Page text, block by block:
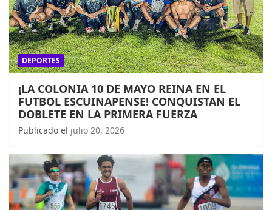
DEPORTES
¡LA COLONIA 10 DE MAYO REINA EN EL
FUTBOL ESCUINAPENSE! CONQUISTAN EL
DOBLETE EN LA PRIMERA FUERZA
Publicado el julio 20, 2026